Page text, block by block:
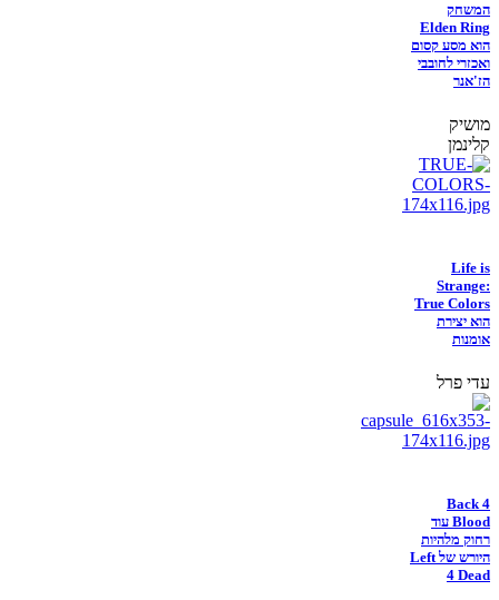
המשחק
Elden Ring
הוא מסע קסום
ואכזרי לחובבי
הז'אנר
מושיק
קלינמן
Life is
Strange:
True Colors
הוא יצירת
אומנות
עדי פרל
Back 4
Blood עוד
רחוק מלהיות
היורש של Left
4 Dead